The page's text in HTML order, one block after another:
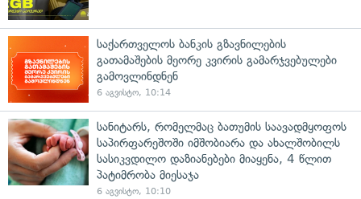
საქართველოს ბანკის გზავნილების
გათამაშების მეორე კვირის გამარჯვებულები
გამოვლინდნენ
6 აგვისტო, 10:14
სანიტარს, რომელმაც ბათუმის საავადმყოფოს
საპირფარეშოში იმშობიარა და ახალშობილს
სასიკვდილო დაზიანებები მიაყენა, 4 წლით
პატიმრობა მიესაჯა
6 აგვისტო, 10:10